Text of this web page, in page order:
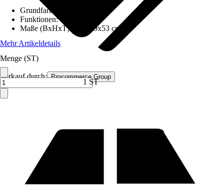
Verkauf durch: Procommerce Group
Grundfarbe
Funktionen:-
Maße (BxHxT)
105x39x53 cm
Mehr Artikeldetails
Menge (ST)
1 ST